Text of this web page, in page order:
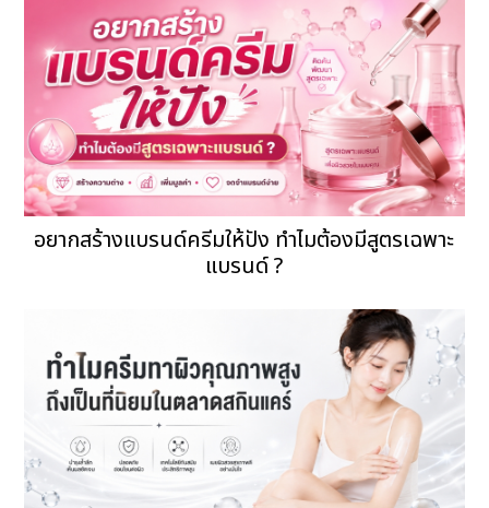
อยากสร้างแบรนด์ครีมให้ปัง ทำไมต้องมีสูตรเฉพาะ
แบรนด์ ?